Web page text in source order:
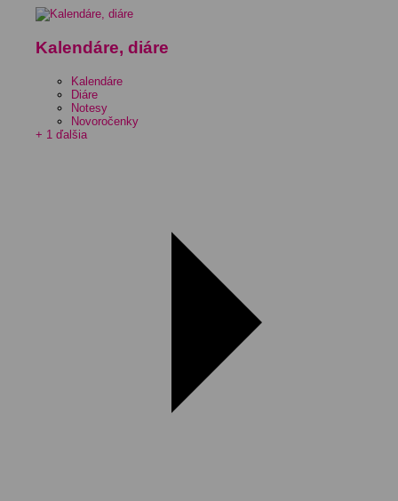
Kalendáre, diáre
Kalendáre
Diáre
Notesy
Novoročenky
+ 1 ďalšia